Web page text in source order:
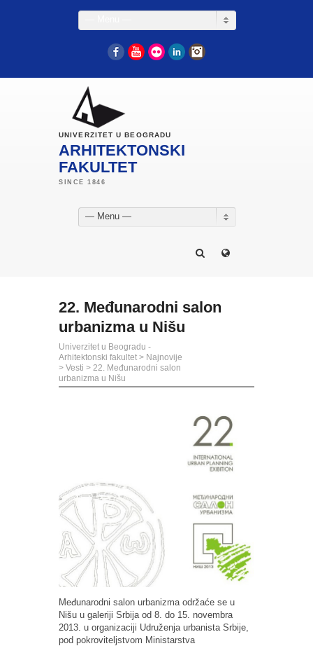
FacebookYouTube
Flickr LinkedIn
UNIVERZITET U BEOGRADU
ARHITEKTONSKI
FAKULTET
— Menu —
22. Međunarodni salon
urbanizma u Nišu
Univerzitet u Beogradu -
Arhitektonski fakultet > Najnovije
> Vesti > 22. Međunarodni salon
urbanizma u Nišu
Međunarodni salon urbanizma održaće se u
Nišu u galeriji Srbija od 8. do 15. novembra
2013. u organizaciji Udruženja urbanista Srbije,
pod pokroviteljstvom Ministarstva